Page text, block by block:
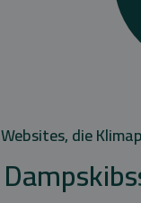
Websites, die